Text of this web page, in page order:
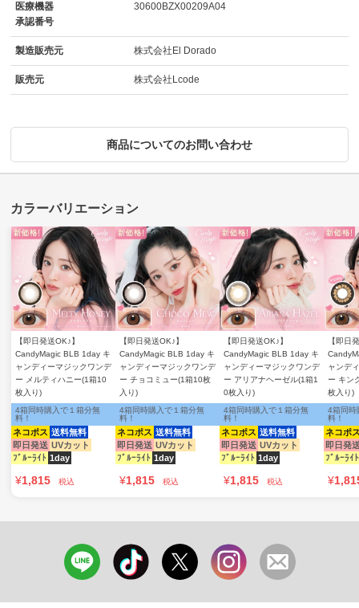
医療機器
承認番号
30600BZX00209A04
製造販売元 株式会社El Dorado
販売元 株式会社Lcode
商品についてのお問い合わせ
【即日発送OK♪】
CandyMagic BLB 1day キ
ャンディーマジックワンデ
ー メルティハニー(1箱10
枚入り)
ネコポス 送料無料
即日発送 UVカット
ﾌﾞﾙｰﾗｲﾄ 1day
4箱同時購入で１箱分無
料！
¥1,815 税込
【即日発送OK♪】
CandyMagic BLB 1day キ
ャンディーマジックワンデ
ー チョコミュー(1箱10枚
入り)
ネコポス 送料無料
即日発送 UVカット
ﾌﾞﾙｰﾗｲﾄ 1day
4箱同時購入で１箱分無
料！
¥1,815 税込
【即日発送OK♪】
CandyMagic BLB 1day キ
ャンディーマジックワンデ
ー アリアナヘーゼル(1箱1
0枚入り)
ネコポス 送料無料
即日発送 UVカット
ﾌﾞﾙｰﾗｲﾄ 1day
4箱同時購入で１箱分無
料！
¥1,815 税込
【即日
ャンデ
ー キン
枚入り)
ネコポ
即日発
ﾌﾞﾙｰﾗｲﾄ
4箱同時
料！
¥